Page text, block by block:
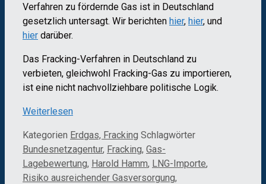
Verfahren zu fördernde Gas ist in Deutschland
gesetzlich untersagt. Wir berichten hier, hier, und
hier darüber.
Das Fracking-Verfahren in Deutschland zu
verbieten, gleichwohl Fracking-Gas zu importieren,
ist eine nicht nachvollziehbare politische Logik.
Weiterlesen
Kategorien Erdgas, Fracking Schlagwörter
Bundesnetzagentur, Fracking, Gas-
Lagebewertung, Harold Hamm, LNG-Importe,
Risiko ausreichender Gasversorgung,